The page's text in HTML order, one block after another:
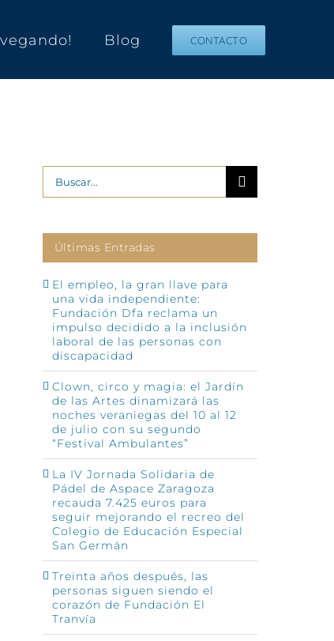
Blog CONTACTO
Buscar:
Últimas Entradas
El empleo, la gran llave para
una vida independiente:
Fundación Dfa reclama un
impulso decidido a la inclusión
laboral de las personas con
discapacidad
Clown, circo y magia: el Jardín
de las Artes dinamizará las
noches veraniegas del 10 al 12
de julio con su segundo
“Festival Ambulantes”
La IV Jornada Solidaria de
Pádel de Aspace Zaragoza
recauda 7.425 euros para
seguir mejorando el recreo del
Colegio de Educación Especial
San Germán
Treinta años después, las
personas siguen siendo el
corazón de Fundación El
Tranvía